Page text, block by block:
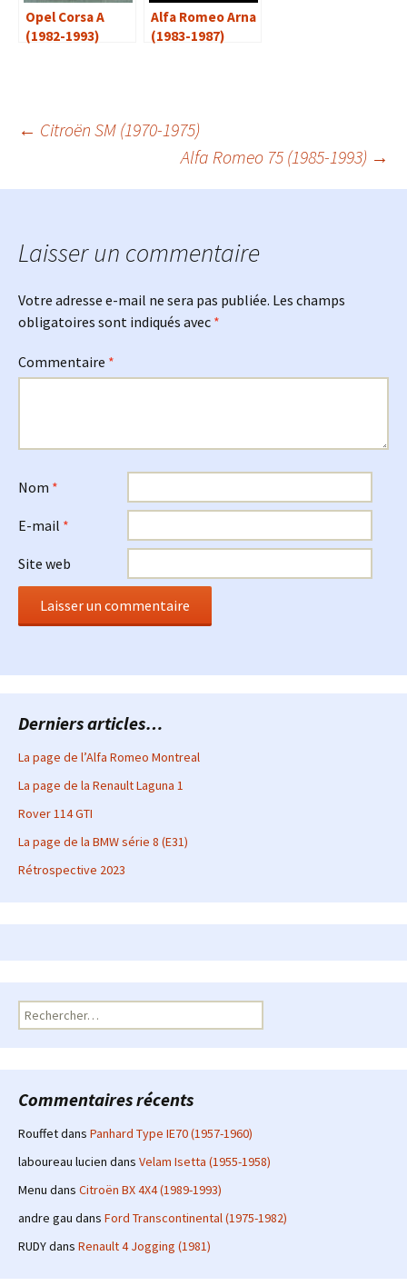
Opel Corsa A
(1982-1993)
Alfa Romeo Arna
(1983-1987)
Navigation
des
articles
← Citroën SM (1970-1975)
Alfa Romeo 75 (1985-1993) →
Laisser un commentaire
Votre adresse e-mail ne sera pas publiée. Les champs
obligatoires sont indiqués avec *
Commentaire *
Nom *
E-mail *
Site web
Derniers articles…
La page de l’Alfa Romeo Montreal
La page de la Renault Laguna 1
Rover 114 GTI
La page de la BMW série 8 (E31)
Rétrospective 2023
Rechercher :
Commentaires récents
Rouffetdans Panhard Type IE70 (1957-1960)
laboureau lucien dans Velam Isetta (1955-1958)
Menu dans Citroën BX 4X4 (1989-1993)
andre gau dans Ford Transcontinental (1975-1982)
RUDYdans Renault 4 Jogging (1981)